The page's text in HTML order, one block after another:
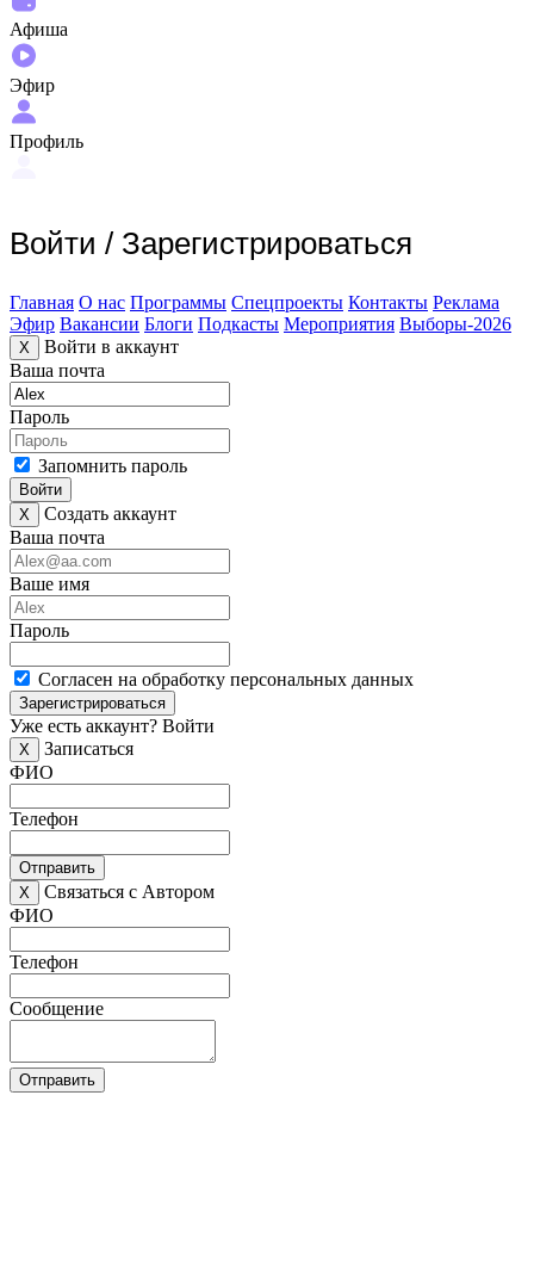
Афиша
Эфир
Профиль
Войти / Зарегистрироваться
Главная О нас Программы Спецпроекты Контакты Реклама
Эфир Вакансии Блоги Подкасты Мероприятия Выборы-2026
X
Войти в аккаунт
Ваша почта
Пароль
Запомнить пароль
Войти
X
Создать аккаунт
Ваша почта
Ваше имя
Пароль
Согласен на обработку персональных данных
Зарегистрироваться
Уже есть аккаунт? Войти
X
Записаться
ФИО
Телефон
Отправить
X
Связаться с Автором
ФИО
Телефон
Сообщение
Отправить